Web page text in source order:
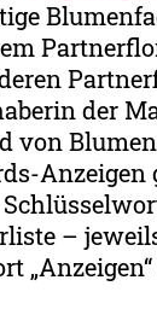
der
von
Anzeigen
–